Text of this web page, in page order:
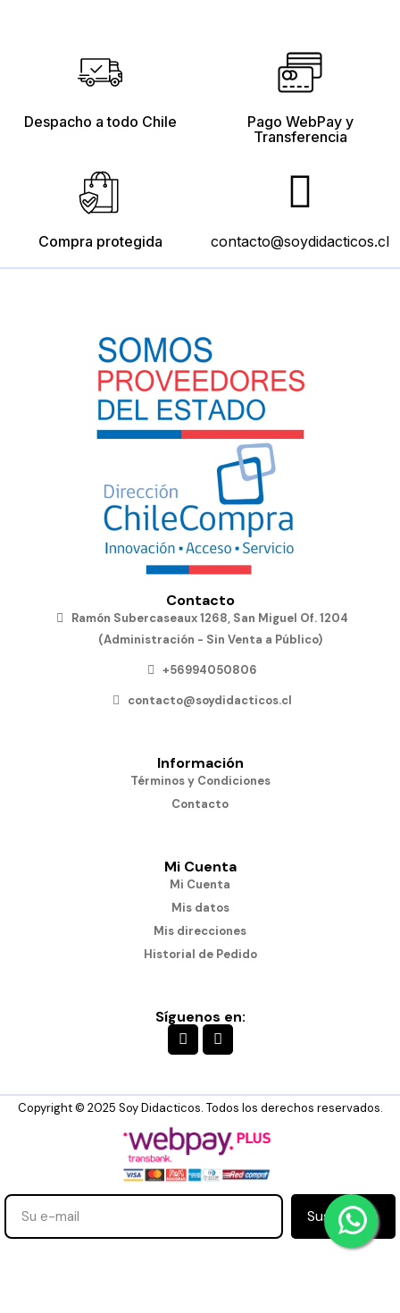
Despacho a todo Chile
Pago WebPay y
Transferencia
Compra protegida contacto@soydidacticos.cl
Contacto
Ramón Subercaseaux 1268, San Miguel Of. 1204
(Administración - Sin Venta a Público)
+56994050806
contacto@soydidacticos.cl
Información
Términos y Condiciones
Contacto
Mi Cuenta
Mi Cuenta
Mis datos
Mis direcciones
Historial de Pedido
Síguenos en:
Copyright © 2025 Soy Didacticos. Todos los derechos reservados.
Suscribirse